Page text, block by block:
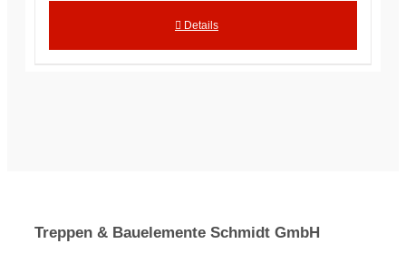
Details
Treppen & Bauelemente Schmidt GmbH